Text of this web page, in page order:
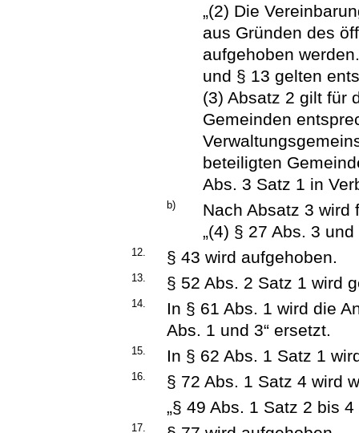
„(2) Die
aus Gründen des
aufgehoben
und § 13 gelten
(3) Absatz 2 gilt für
Gemeinden
beteiligten
Abs. 3 Satz 1 in
b)
Nach Absatz 3 wird
„(4) § 27 Abs. 3
12. § 43 wird aufgehoben.
13. § 52 Abs. 2 Satz 1 wird
14.
In § 61 Abs. 1 wird die
Abs. 1 und 3“ ersetzt.
15. In § 62 Abs. 1 Satz 1
16.
§ 72 Abs. 1 Satz 4 wird
„§ 49 Abs. 1 Satz 2 bis
17.